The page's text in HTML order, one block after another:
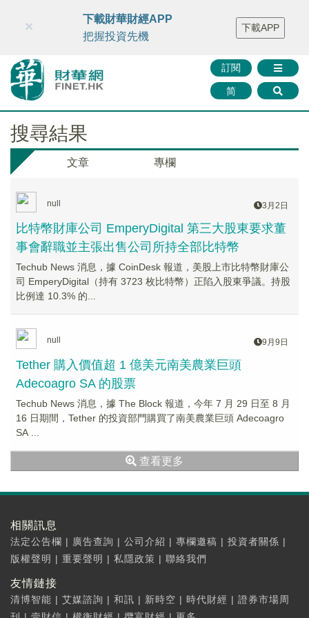
財華智庫網 FINTV FINMETA 財華證券 媒體矩陣
智庫沙龍
聯絡我們
訂閱
简
×
下載財華財經APP
把握投資先機
下載APP
搜尋結果
文章 專欄
null 3月2日
比特幣財庫公司 EmperyDigital 第三大股東要求董
事會辭職並主張出售公司所持全部比特幣
Techub News 消息，據 CoinDesk 報道，美股上市比特幣財庫公
司 EmperyDigital（持有 3723 枚比特幣）正陷入股東爭議。持股
比例達 10.3% 的...
null 9月9日
Tether 購入價值超 1 億美元南美農業巨頭
Adecoagro SA 的股票
Techub News 消息，據 The Block 報道，今年 7 月 29 日至 8 月
16 日期間，Tether 的投資部門購買了南美農業巨頭 Adecoagro
SA ...
查看更多
相關訊息
法定公告欄 | 廣告查詢 | 公司介紹 | 專欄邀稿 | 投資者關係 |
版權聲明 | 重要聲明 | 私隱政策 | 聯絡我們
友情鏈接
清博智能 | 艾媒諮詢 | 和訊 | 新時空 | 時代財經 | 證券市場周